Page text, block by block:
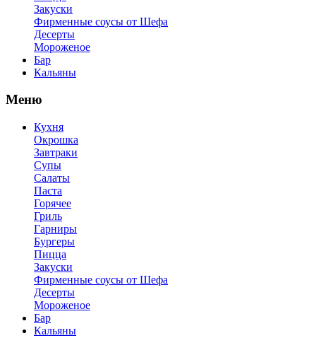
Закуски
Фирменные соусы от Шефа
Десерты
Мороженое
Бар
Кальяны
Меню
Кухня
Окрошка
Завтраки
Супы
Салаты
Паста
Горячее
Гриль
Гарниры
Бургеры
Пицца
Закуски
Фирменные соусы от Шефа
Десерты
Мороженое
Бар
Кальяны